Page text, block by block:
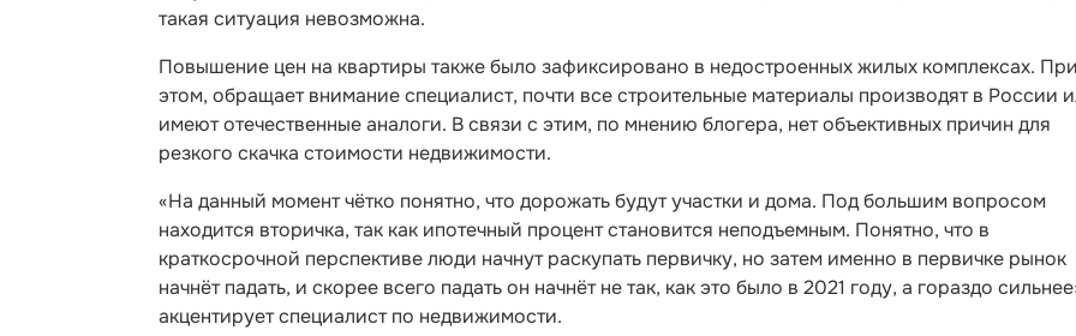
такая ситуация невозможна.
Повышение цен на квартиры также было зафиксировано в недостроенных жилых комплексах. При
этом, обращает внимание специалист, почти все строительные материалы производят в России
имеют отечественные аналоги. В связи с этим, по мнению блогера, нет объективных причин для
резкого скачка стоимости недвижимости.
«На данный момент чётко понятно, что дорожать будут участки и дома. Под большим вопросом
находится вторичка, так как ипотечный процент становится неподъемным. Понятно, что в
краткосрочной перспективе люди начнут раскупать первичку, но затем именно в первичке рынок
начнёт падать, и скорее всего падать он начнёт не так, как это было в 2021 году, а гораздо
акцентирует специалист по недвижимости.